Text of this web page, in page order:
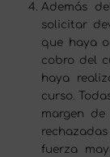
Además
solicitar
que haya
cobro del
haya
curso.
margen
fuerza